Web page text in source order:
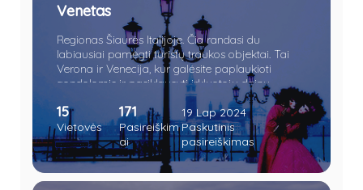
Venetas
Regionas Šiaurės Italijoje. Čia randasi du
labiausiai pamėgti turistų traukos objektai. Tai
Verona ir Venecija, kur galėsite paplaukioti
gondolomis ir pasiklausyti irkluotojų dainų,
pasimėgauti nuostabiu vietos maistu jaukiame
restorane bei paragauti geriausio ir ilgiausiai
brandinto vyno visoje Italijoje ar parašyti laišką
Džiuljetai. Trokšti romantikos ir meilės, o gal
ieškai tobulos vietos pasipiršti savo mylimajai?
Tuomet užsuk į meilės kupiną kraštą!
15
Vietovės
171
Pasireiškim
ai
19 Lap 2024
Paskutinis
pasireiškimas